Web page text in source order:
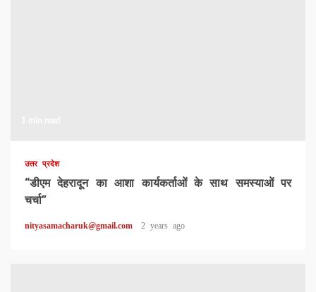
उत्तर प्रदेश
“डीएम देहरादून का आशा कार्यकर्ताओं के साथ समस्याओं पर
चर्चा”
nityasamacharuk@gmail.com 2 years ago